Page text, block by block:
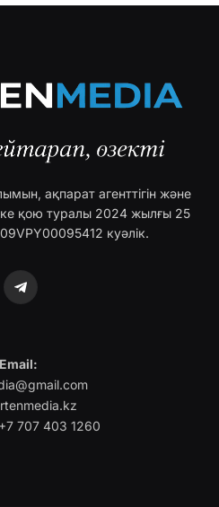
ақпарат агенттігін және
қою туралы 2024 жылғы 25
куәлік.
Telegram
Email:
+7 707 403 1260